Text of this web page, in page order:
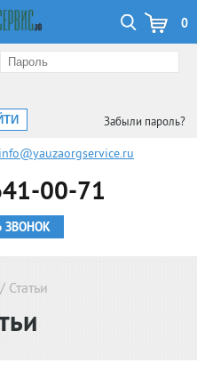
0
Забыли пароль?
info@yauzaorgservice.ru
00-71
ЗВОНОК
/ Статьи